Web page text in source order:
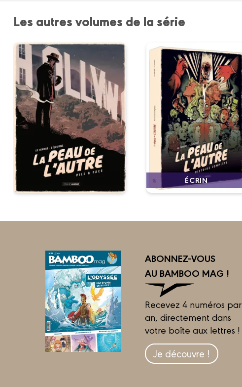
Les autres volumes de la série
ÉCRIN
ABONNEZ-VOUS
AU BAMBOO MAG !
Recevez 4 numéros par
an, directement dans
votre boîte aux lettres !
Je découvre !